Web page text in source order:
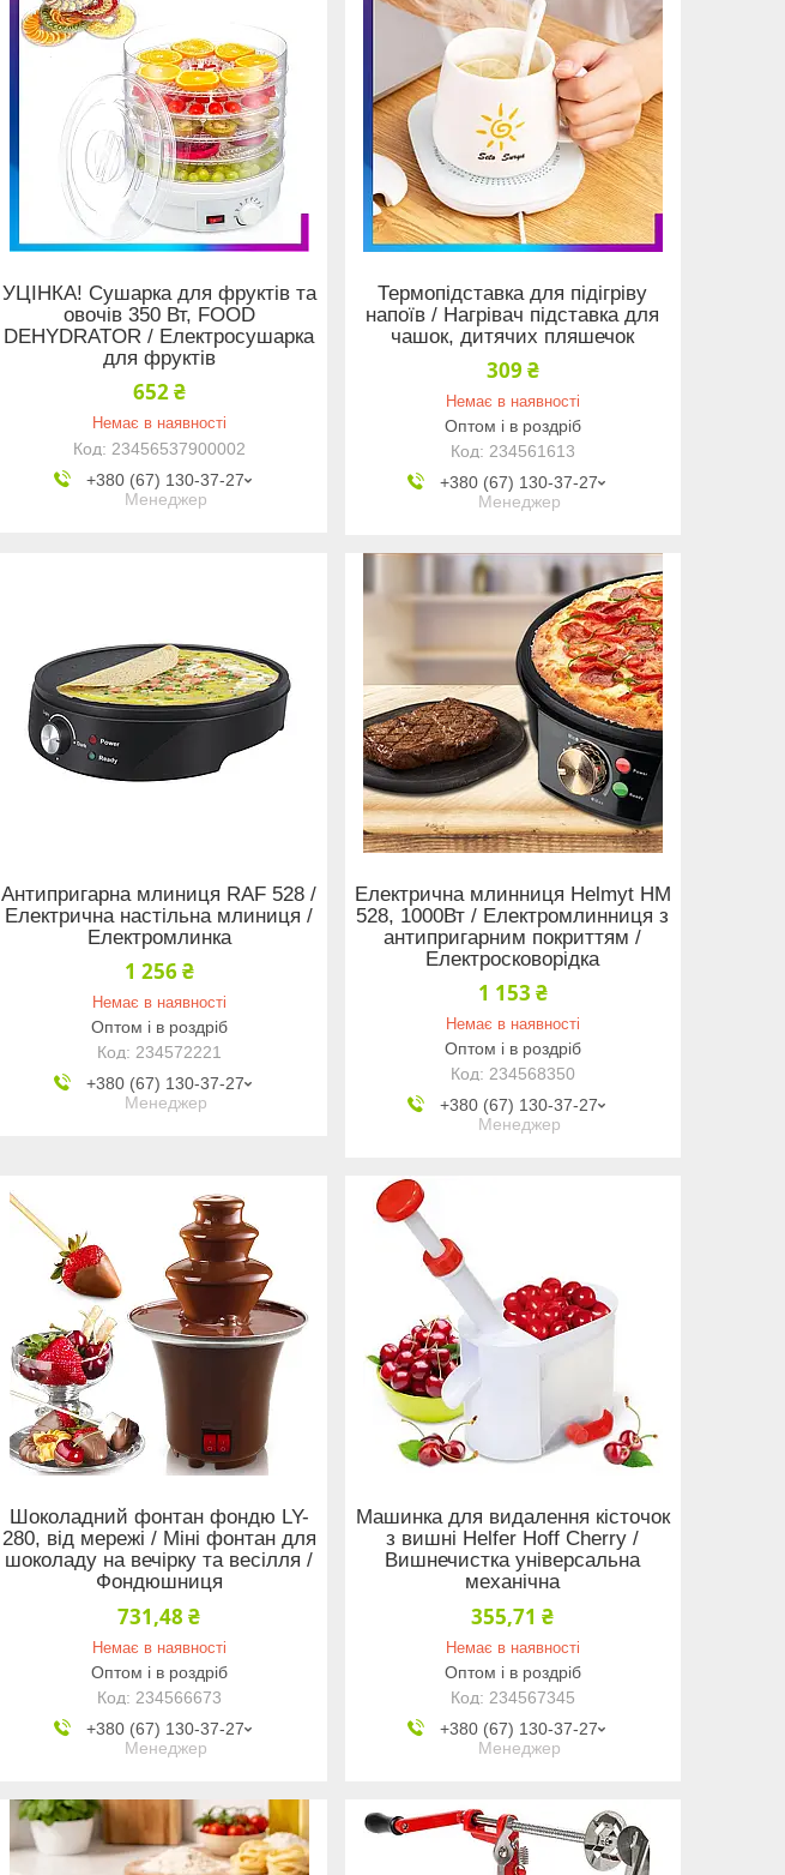
УЦІНКА! Сушарка для фруктів та
овочів 350 Вт, FOOD
DEHYDRATOR / Електросушарка
для фруктів
652 ₴
Немає в наявності
23456537900002
+380 (67) 130-37-27
Менеджер
Термопідставка для підігріву
напоїв / Нагрівач підставка для
чашок, дитячих пляшечок
309 ₴
Немає в наявності
Оптом і в роздріб
234561613
+380 (67) 130-37-27
Менеджер
Антипригарна млиниця RAF 528 /
Електрична настільна млиниця /
Електромлинка
1 256 ₴
Немає в наявності
Оптом і в роздріб
234572221
+380 (67) 130-37-27
Менеджер
Електрична млинниця Helmyt HM
528, 1000Вт / Електромлинниця з
антипригарним покриттям /
Електросковорідка
1 153 ₴
Немає в наявності
Оптом і в роздріб
234568350
+380 (67) 130-37-27
Менеджер
Шоколадний фонтан фондю LY-
280, від мережі / Міні фонтан для
шоколаду на вечірку та весілля /
Фондюшниця
731,48 ₴
Немає в наявності
Оптом і в роздріб
234566673
+380 (67) 130-37-27
Менеджер
Машинка для видалення кісточок
з вишні Helfer Hoff Cherry /
Вишнечистка універсальна
механічна
355,71 ₴
Немає в наявності
Оптом і в роздріб
234567345
+380 (67) 130-37-27
Менеджер